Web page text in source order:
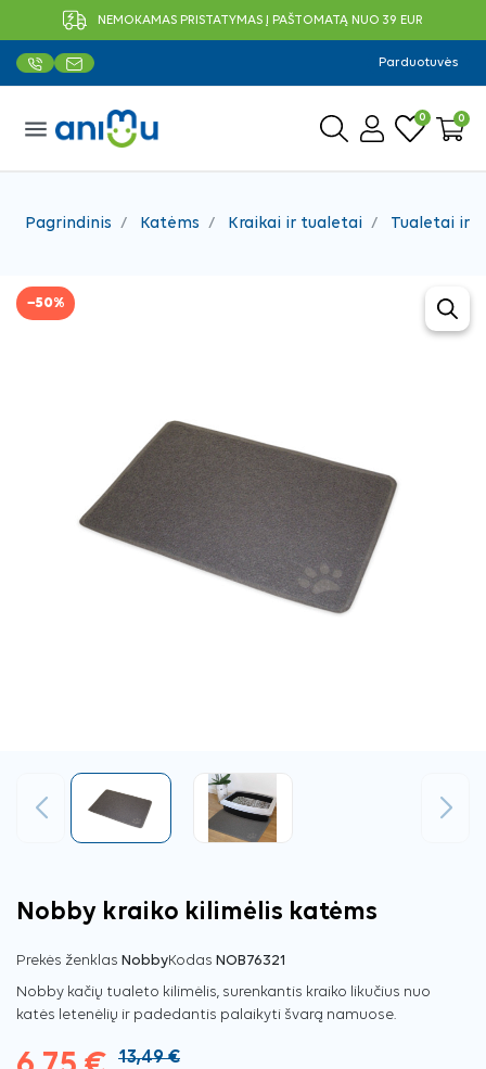
NEMOKAMAS PRISTATYMAS Į PAŠTOMATĄ NUO 39 EUR
Parduotuvės
menu 0 0
Pagrindinis Katėms Kraikai ir tualetai Tualetai ir
−50%
Ankstesnis Tęsti
Nobby kraiko kilimėlis katėms
Prekės ženklas NobbyKodas NOB76321
Nobby kačių tualeto kilimėlis, surenkantis kraiko likučius nuo
katės letenėlių ir padedantis palaikyti švarą namuose.
13,49 €